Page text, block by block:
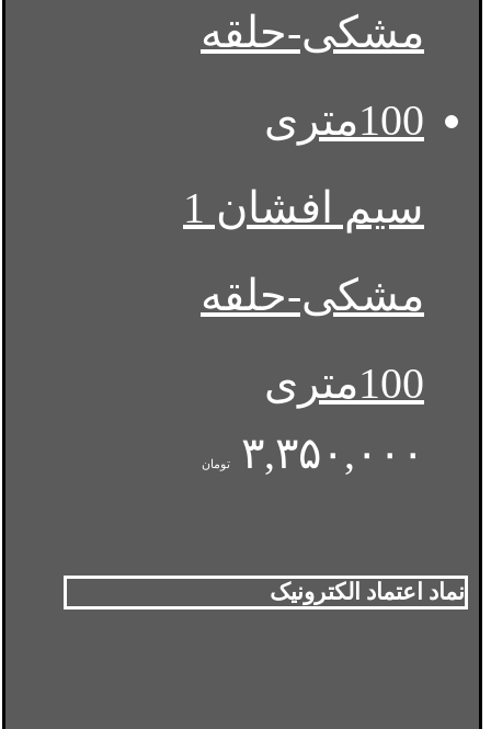
سیم افشان 1
مشکی-حلقه
100متری
۳,۳۵۰,۰۰۰
تومان
نماد اعتماد الکترونیک